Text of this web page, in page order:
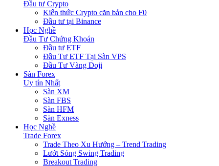
Đầu tư Crypto
Kiến thức Crypto căn bản cho F0
Đầu tư tại Binance
Học Nghề
Đầu Tư Chứng Khoán
Đầu tư ETF
Đầu Tư ETF Tại Sàn VPS
Đầu Tư Vàng Doji
Sàn Forex
Uy tín Nhất
Sàn XM
Sàn FBS
Sàn HFM
Sàn Exness
Học Nghề
Trade Forex
Trade Theo Xu Hướng – Trend Trading
Lướt Sóng Swing Trading
Breakout Trading